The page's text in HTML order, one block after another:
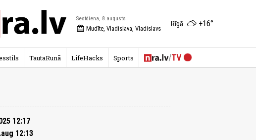
Sestdiena, 8.augusts
redeem Mudīte, Vladislava, Vladislavs
Rīgā +16°
TautaRunā LifeHacks Sports
12:17
12:13